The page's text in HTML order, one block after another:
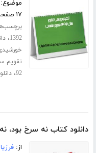
۱۷ صفحه
1392،
خورشیدی
تقویم سال 1392 با
92،
دانلود کتاب نه سرخ بود،
از: